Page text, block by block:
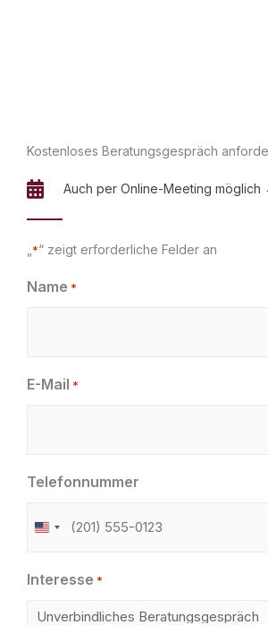
Kostenloses Beratungsgespräch
Auch per Online-Meeting möglich
*“ zeigt erforderliche Felder an
Name *
E-Mail *
Telefonnummer
Vereinigte
von
Interesse *